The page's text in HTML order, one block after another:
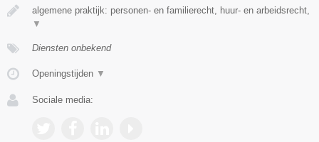
algemene praktijk: personen- en familierecht, huur- en arbeidsrecht,
▼
Diensten onbekend
Openingstijden ▼
Sociale media: